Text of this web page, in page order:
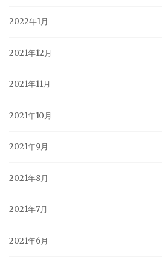
2022年1月
2021年12月
2021年11月
2021年10月
2021年9月
2021年8月
2021年7月
2021年6月